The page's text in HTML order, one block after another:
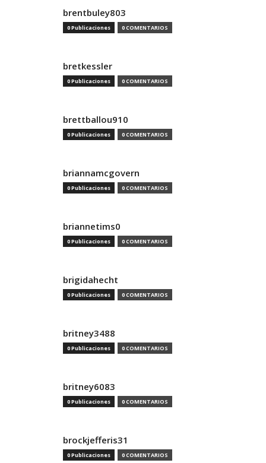
brentbuley803
0 Publicaciones 0 COMENTARIOS
bretkessler
0 Publicaciones 0 COMENTARIOS
brettballou910
0 Publicaciones 0 COMENTARIOS
briannamcgovern
0 Publicaciones 0 COMENTARIOS
briannetims0
0 Publicaciones 0 COMENTARIOS
brigidahecht
0 Publicaciones 0 COMENTARIOS
britney3488
0 Publicaciones 0 COMENTARIOS
britney6083
0 Publicaciones 0 COMENTARIOS
brockjefferis31
0 Publicaciones 0 COMENTARIOS